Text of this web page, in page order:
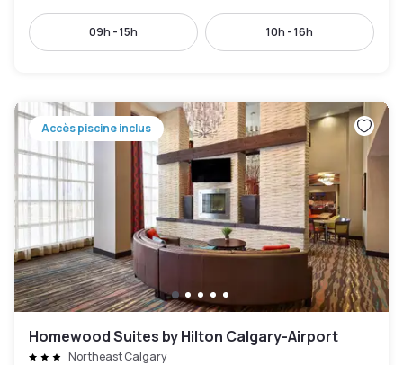
09h - 15h 10h - 16h
Accès piscine inclus
Homewood Suites by Hilton Calgary-Airport
Northeast Calgary